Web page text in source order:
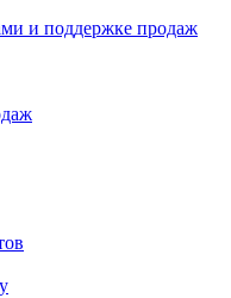
и поддержке продаж